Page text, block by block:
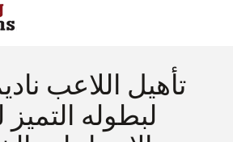
تأهيل اللاعب
لبطوله